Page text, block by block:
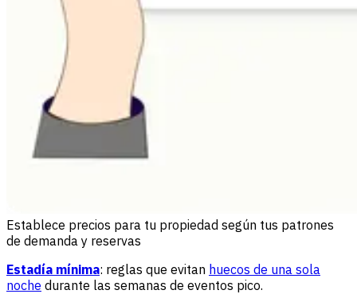
Establece precios para tu propiedad según tus patrones
de demanda y reservas
Estadía mínima: reglas que evitan huecos de una sola
noche durante las semanas de eventos pico.